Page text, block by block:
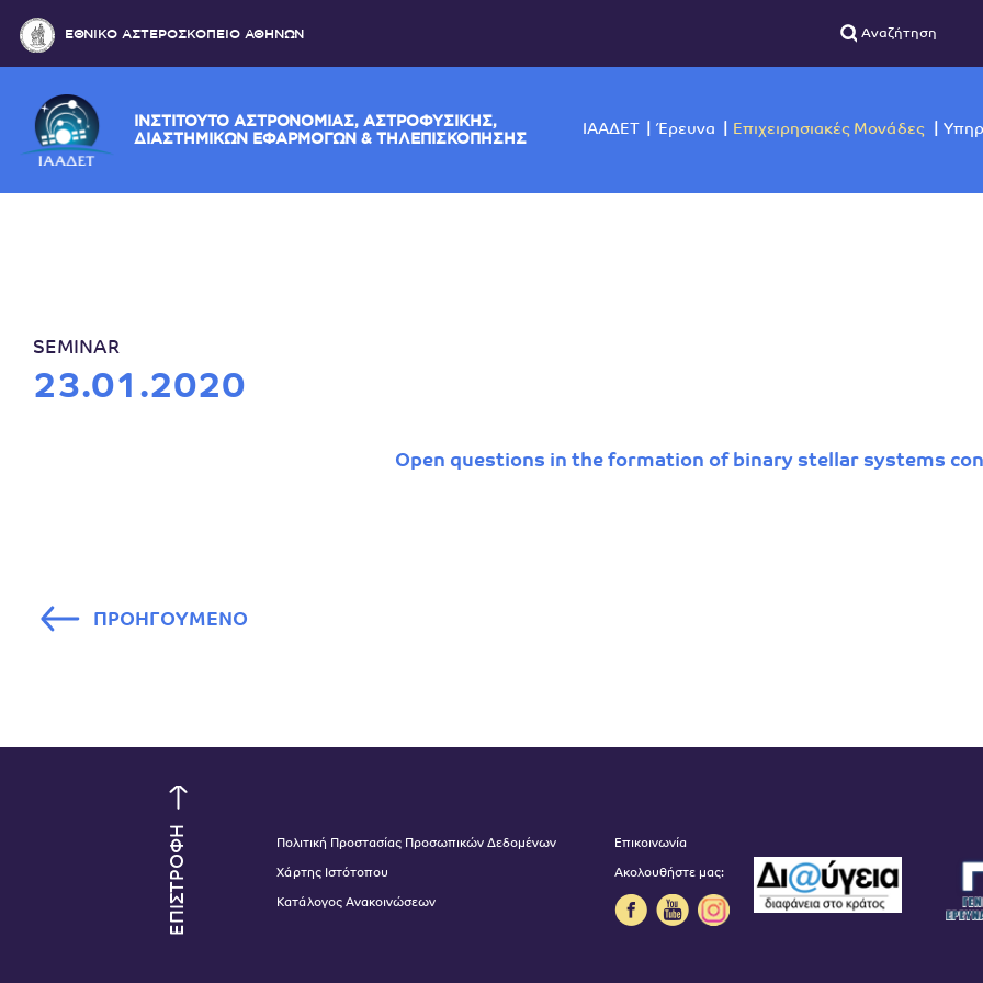
ΙΝΣΤΙΤΟΥΤΟ ΑΣΤΡΟΝΟΜΙΑΣ, ΑΣΤΡΟΦΥΣΙΚΗΣ,
ΕΘΝΙΚΟ ΑΣΤΕΡΟΣΚΟΠΕΙΟ ΑΘΗΝΩΝ
SEMINAR
23.01.2020
Open questions in the formation of binary stellar systems
ΠΡΟΗΓΟΥΜΕΝΟ
ΕΠΙΣΤΡΟΦΗ Πολιτική Προστασίας Προσωπικών Δεδομένων
Χάρτης Ιστότοπου
Κατάλογος Ανακοινώσεων
Επικοινωνία
Ακολουθήστε μας: